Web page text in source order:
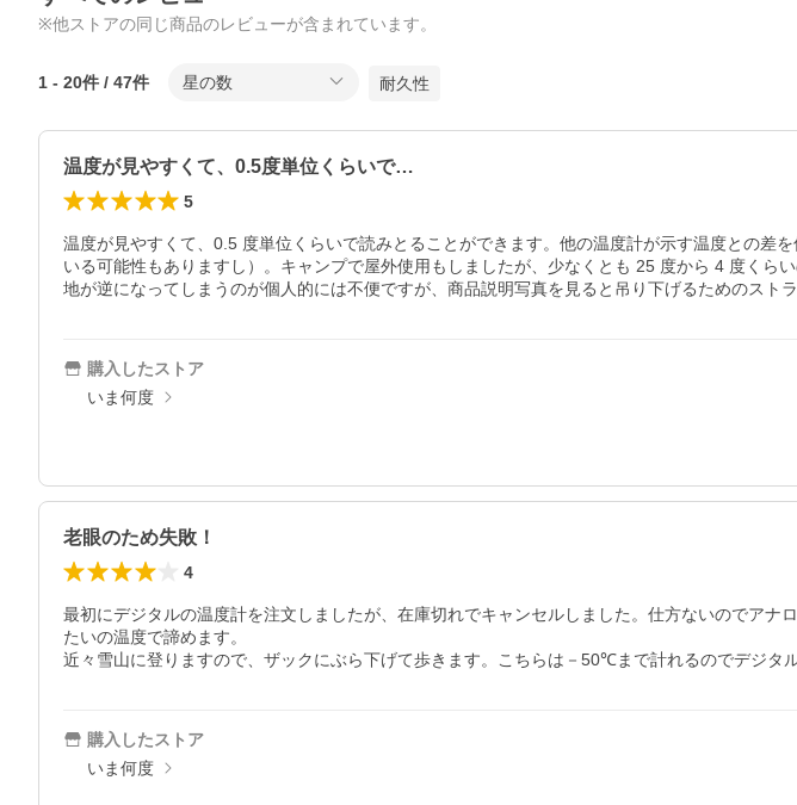
※他ストアの同じ商品のレビューが含まれています。
1 - 20件 / 47件 星の数 耐久性
温度が見やすくて、0.5度単位くらいで…
5
温度が見やすくて、0.5 度単位くらいで読みとることができます。他の温度計が示す温度との差
いる可能性もありますし）。キャンプで屋外使用もしましたが、少なくとも 25 度から 4 度く
地が逆になってしまうのが個人的には不便ですが、商品説明写真を見ると吊り下げるためのスト
購入したストア
いま何度
老眼のため失敗！
4
最初にデジタルの温度計を注文しましたが、在庫切れでキャンセルしました。仕方ないのでア
たいの温度で諦めます。
近々雪山に登りますので、ザックにぶら下げて歩きます。こちらは－50℃まで計れるのでデジタ
購入したストア
いま何度